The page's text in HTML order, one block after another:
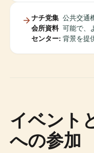
ナチ党集
会所資料
センター:
公共交通
可能で、
背景を提
イベント
への参加